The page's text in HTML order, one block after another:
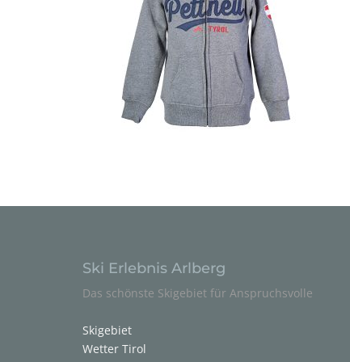
Ski Erlebnis Arlberg
Das schönste Skigebiet für Anspruchsvolle
Skigebiet
Wetter Tirol